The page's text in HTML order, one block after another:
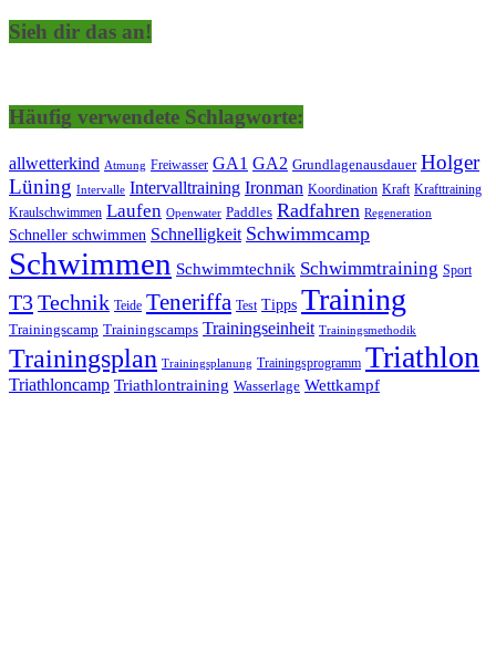
Sieh dir das an!
Häufig verwendete Schlagworte:
allwetterkind Atmung Freiwasser GA1 GA2 Grundlagenausdauer Holger
Lüning Intervalle Intervalltraining Ironman Koordination Kraft Krafttraining
Kraulschwimmen Laufen Openwater Paddles Radfahren Regeneration
Schneller schwimmen Schnelligkeit Schwimmcamp
Schwimmen Schwimmtechnik Schwimmtraining Sport
T3Technik Teide Teneriffa Test Tipps Training
Trainingscamp Trainingscamps Trainingseinheit Trainingsmethodik
Trainingsplan Trainingsplanung Trainingsprogramm Triathlon
Triathloncamp Triathlontraining Wasserlage Wettkampf